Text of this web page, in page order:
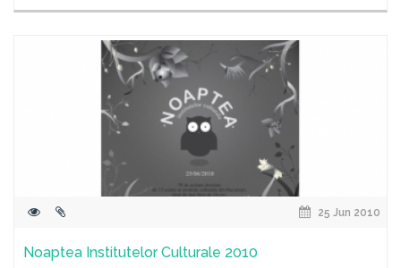
25 Jun 2010
Noaptea Institutelor Culturale 2010